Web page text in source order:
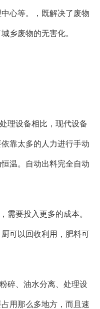
心等。，既解决了废物
乡废物的无害化。
理设备相比，现代设备
靠太多的人力进行手动
温。自动出料完全自动
需要投入更多的成本。
可以回收利用，肥料可
碎、油水分离、处理设
用那么多地方，而且速